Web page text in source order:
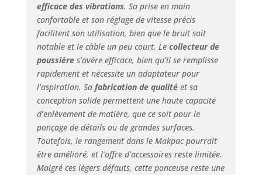
efficace des vibrations. Sa prise en main
confortable et son réglage de vitesse précis
facilitent son utilisation, bien que le bruit soit
notable et le câble un peu court. Le collecteur de
poussières’avère efficace, bien qu’il se remplisse
rapidement et nécessite un adaptateur pour
l’aspiration. Sa fabrication de qualitéet sa
conception solide permettent une haute capacité
d’enlèvement de matière, que ce soit pour le
ponçage de détails ou de grandes surfaces.
Toutefois, le rangement dans le Makpac pourrait
être amélioré, et l’offre d’accessoires reste limitée.
Malgré ces légers défauts, cette ponceuse reste une